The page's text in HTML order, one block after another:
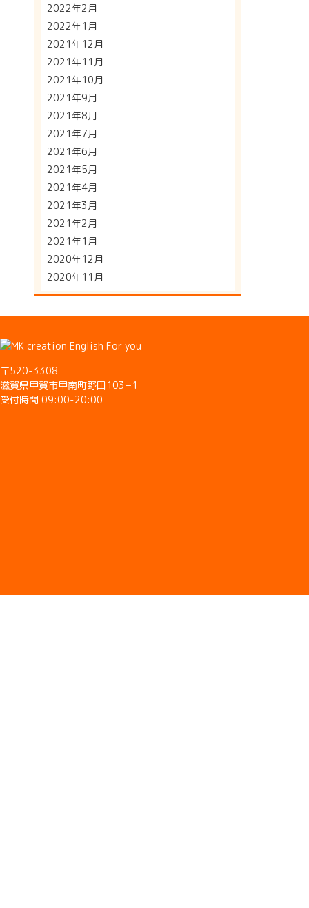
2022年2月
2022年1月
2021年12月
2021年11月
2021年10月
2021年9月
2021年8月
2021年7月
2021年6月
2021年5月
2021年4月
2021年3月
2021年2月
2021年1月
2020年12月
2020年11月
〒520-3308
滋賀県甲賀市甲南町野田103−1
受付時間 09:00-20:00